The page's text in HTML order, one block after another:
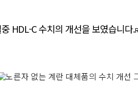
HDL-C 수치의 개선을 보였습니다.